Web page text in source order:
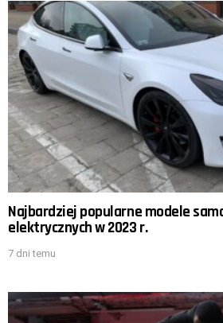
Najbardziej popularne modele
elektrycznych w 2023 r.
7 dni temu